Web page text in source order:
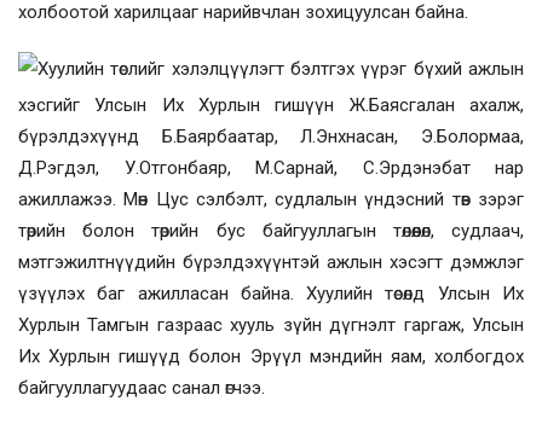
холбоотой харилцааг нарийвчлан зохицуулсан байна.
Хуулийн төслийг хэлэлцүүлэгт бэлтгэх үүрэг бүхий ажлын
хэсгийгУлсын Их Хурлын гишүүн Ж.Баясгалан ахалж,
бүрэлдэхүүнд Б.Баярбаатар, Л.Энхнасан, Э.Болормаа,
Д.Рэгдэл, У.Отгонбаяр, М.Сарнай, С.Эрдэнэбат нар
ажиллажээ. Мөн Цус сэлбэлт, судлалын үндэсний төв зэрэг
төрийн болон төрийн бус байгууллагын төлөөлөл, судлаач,
мэтгэжилтнүүдийн бүрэлдэхүүнтэй ажлын хэсэгт дэмжлэг
үзүүлэх баг ажилласан байна. Хуулийн төсөлд Улсын Их
Хурлын Тамгын газраас хууль зүйн дүгнэлт гаргаж, Улсын
Их Хурлын гишүүд болон Эрүүл мэндийн яам, холбогдох
байгууллагуудаас санал өгчээ.